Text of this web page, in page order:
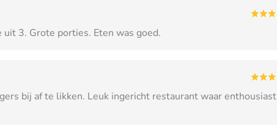
uit 3. Grote porties. Eten was goed.
bij af te likken. Leuk ingericht restaurant waar enthousiast